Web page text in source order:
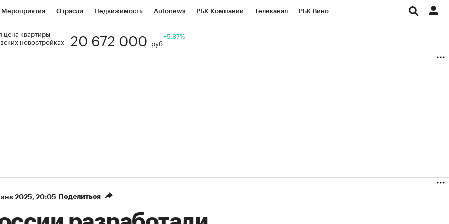
Мероприятия Отрасли Недвижимость Autonews РБК Компании Телеканал РБК Вино
Визионеры
цена квартиры
новостройках
20 672 000 руб
+5.87%
янв 2025, 20:05 Поделиться